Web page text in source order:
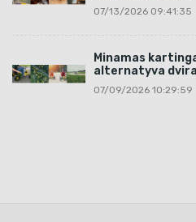
07/13/2026 09:41:35
Minamas
alternatyva
07/09/2026 10:29:59